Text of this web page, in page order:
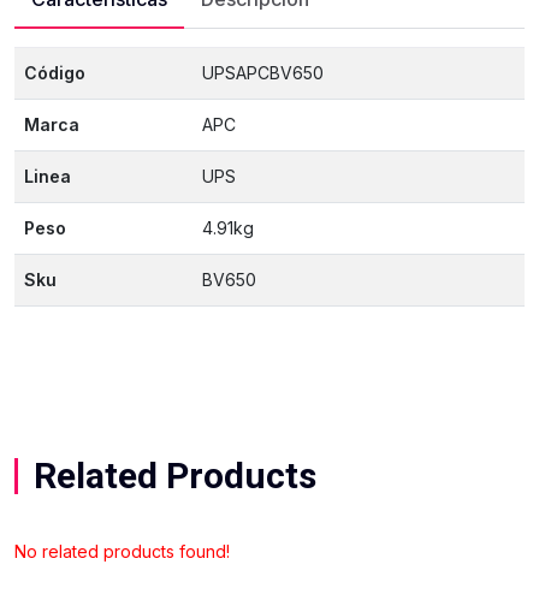
Código UPSAPCBV650
Marca APC
Linea UPS
Peso 4.91kg
Sku BV650
Related Products
No related products found!